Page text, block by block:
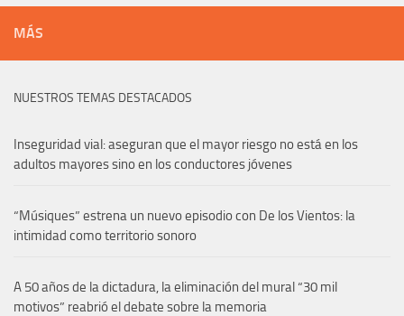
MÁS
NUESTROS TEMAS DESTACADOS
Inseguridad vial: aseguran que el mayor riesgo no está en los
adultos mayores sino en los conductores jóvenes
“Músiques” estrena un nuevo episodio con De los Vientos: la
intimidad como territorio sonoro
A 50 años de la dictadura, la eliminación del mural “30 mil
motivos” reabrió el debate sobre la memoria